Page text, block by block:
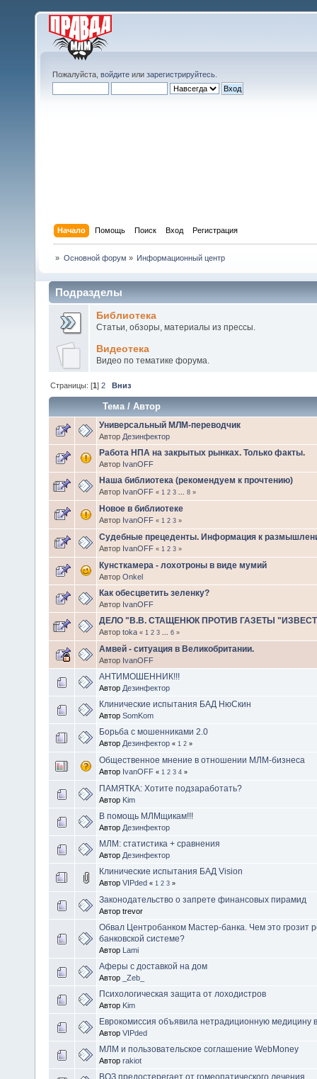
Пожалуйста, войдите или зарегистрируйтесь
Начало Помощь Поиск Вход Регистрация
» Основной форум » Информационный центр
Подразделы
Библиотека
Статьи, обзоры, материалы из прессы.
Видеотека
Видео по тематике форума.
Страницы: [1]2 Вниз
Тема/Автор
Универсальный МЛМ-переводчик
Автор Дезинфектор
Работа НПА на закрытых рынках. Только факты.
Автор IvanOFF
Наша библиотека (рекомендуем к прочтению)
Автор IvanOFF « 1 2 3 ... 8 »
Новое в библиотеке
Автор IvanOFF « 1 2 3 »
Судебные прецеденты. Информация к
Автор IvanOFF « 1 2 3 »
Кунсткамера - лохотроны в виде мумий
Автор Onkel
Как обесцветить зеленку?
Автор IvanOFF
ДЕЛО "В.В. СТАЩЕНЮК ПРОТИВ ГАЗЕТЫ
Автор toka « 1 2 3 ... 6 »
Амвей - ситуация в Великобритании.
Автор IvanOFF
АНТИМОШЕННИК!!!
Автор Дезинфектор
Клинические испытания БАД НюСкин
Автор SomKom
Борьба с мошенниками 2.0
Автор Дезинфектор « 1 2 »
Общественное мнение в отношении МЛМ-бизнеса
Автор IvanOFF « 1 2 3 4 »
ПАМЯТКА: Хотите подзаработать?
Автор Kim
В помощь МЛМщикам!!!
Автор Дезинфектор
МЛМ: статистика + сравнения
Автор Дезинфектор
Клинические испытания БАД Vision
Автор VIPded « 1 2 3 »
Законодательство о запрете финансовых пирамид
Автор trevor
Обвал Центробанком Мастер-банка. Чем это грозит
банковской системе?
Автор Lami
Аферы с доставкой на дом
Автор _Zeb_
Психологическая защита от лоходистров
Автор Kim
Еврокомиссия объявила нетрадиционную медицину
Автор VIPded
МЛМ и пользовательское соглашение WebMoney
Автор rakiot
ВОЗ предостерегает от гомеопатического лечения